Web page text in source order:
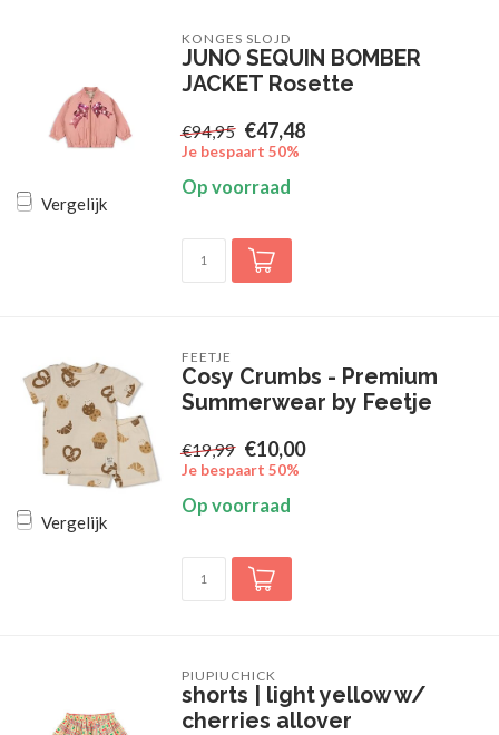
Vergelijk
KONGES SLOJD
JUNO SEQUIN BOMBER
JACKET Rosette
€94,95 €47,48
Je bespaart 50%
Op voorraad
Vergelijk
FEETJE
Cosy Crumbs - Premium
Summerwear by Feetje
€19,99 €10,00
Je bespaart 50%
Op voorraad
PIUPIUCHICK
shorts | light yellow w/
cherries allover